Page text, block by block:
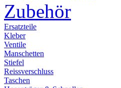
Zubehör
Ersatzteile
Kleber
Ventile
Manschetten
Stiefel
Reissverschluss
Taschen